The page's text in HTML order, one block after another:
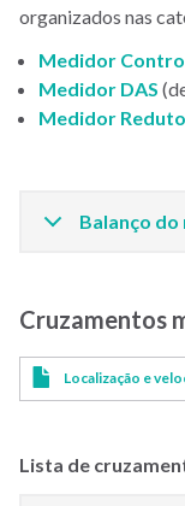
organizados nas
Medidor
Medidor DAS
Medidor
Balanço
Cruzamentos
Localização e
Lista de